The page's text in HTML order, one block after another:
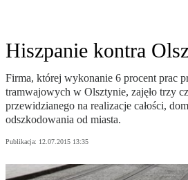
Hiszpanie kontra
Firma, której wykonanie 6 procent prac
tramwajowych w Olsztynie, zajęło trzy
przewidzianego na realizacje całości,
odszkodowania od miasta.
Publikacja: 12.07.2015 13:35